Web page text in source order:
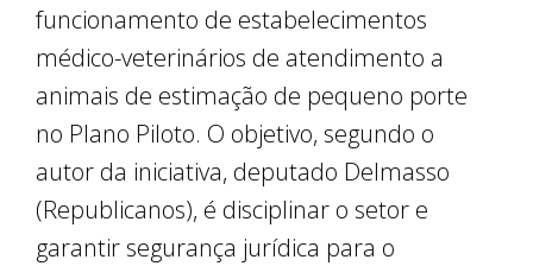
funcionamento de estabelecimentos
médico-veterinários de atendimento a
animais de estimação de pequeno porte
no Plano Piloto. O objetivo, segundo o
autor da iniciativa, deputado Delmasso
(Republicanos), é disciplinar o setor e
garantir segurança jurídica para o